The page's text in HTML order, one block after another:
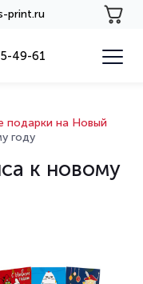
print.ru
49-61
подарки на Новый
году
к новому